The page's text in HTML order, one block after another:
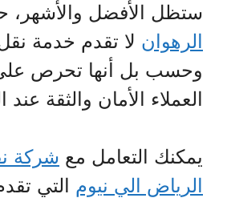
ستظل الأفضل والأشهر،
الرهوان لا تقدم خدمة
وحسب بل أنها تحرص على
العملاء الأمان والثقة عند
يمكنك التعامل مع شركة
الرياض الي نيوم التي